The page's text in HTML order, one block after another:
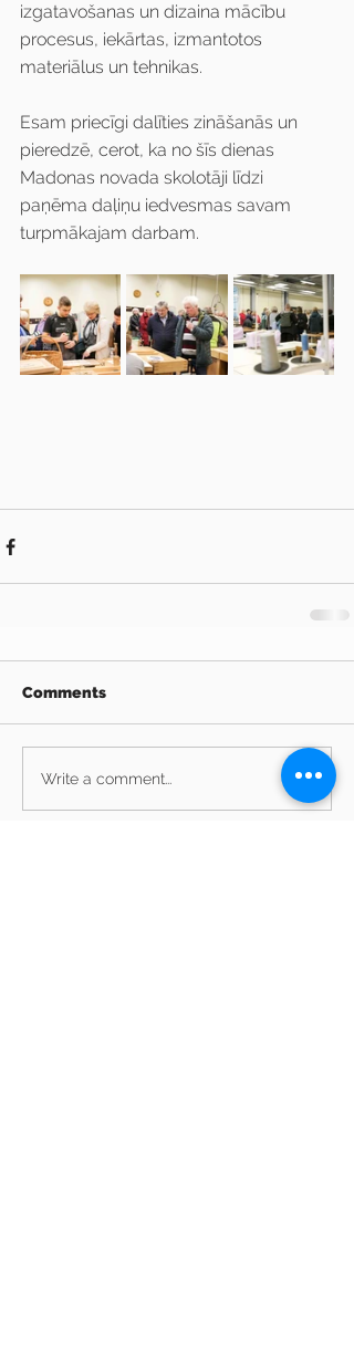
izgatavošanas un dizaina mācību
procesus, iekārtas, izmantotos
materiālus un tehnikas.
Esam priecīgi dalīties zināšanās un
pieredzē, cerot, ka no šīs dienas
Madonas novada skolotāji līdzi
paņēma daļiņu iedvesmas savam
turpmākajam darbam.
Comments
Write a comment...